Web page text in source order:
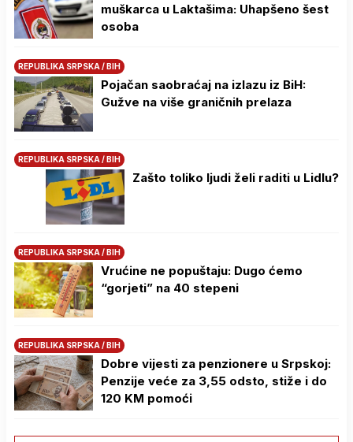
muškarca u Laktašima: Uhapšeno šest
osoba
REPUBLIKA SRPSKA / BIH
Pojačan saobraćaj na izlazu iz BiH:
Gužve na više graničnih prelaza
REPUBLIKA SRPSKA / BIH
Zašto toliko ljudi želi raditi u Lidlu?
REPUBLIKA SRPSKA / BIH
Vrućine ne popuštaju: Dugo ćemo
“gorjeti” na 40 stepeni
REPUBLIKA SRPSKA / BIH
Dobre vijesti za penzionere u Srpskoj:
Penzije veće za 3,55 odsto, stiže i do
120 KM pomoći